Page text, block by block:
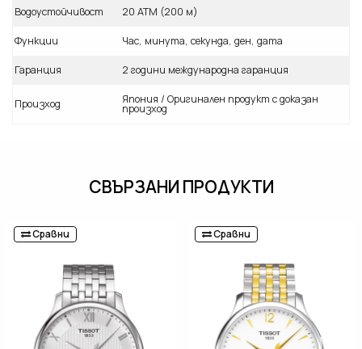
Водоустойчивост 20 ATM (200 м)
Функции Час, минута, секунда, ден, дата
Гаранция 2 години международна гаранция
Произход Япония / Оригинален продукт с доказан
произход
СВЪРЗАНИ ПРОДУКТИ
Сравни Сравни